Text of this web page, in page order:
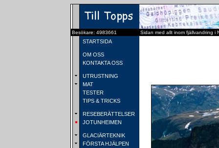
Besökare: 4983661 Sidan med allt inom fjällvandring i
STARTSIDA
OM OSS
KONTAKTA OSS
UTRUSTNING
MAT
TESTER
TIPS & TRICKS
RESEBERÄTTELSER
JOTUNHEIMEN
GLACIÄRTEKNIK
FÖRSTA HJÄLPEN